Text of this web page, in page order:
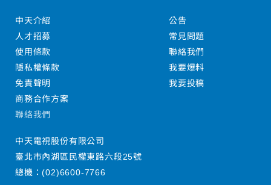
中天介紹
人才招募
使用條款
隱私權條款
免責聲明
商務合作方案
公告
常見問題
聯絡我們
我要爆料
我要投稿
聯絡我們
中天電視股份有限公司
臺北市內湖區民權東路六段25號
總機：(02)6600-7766